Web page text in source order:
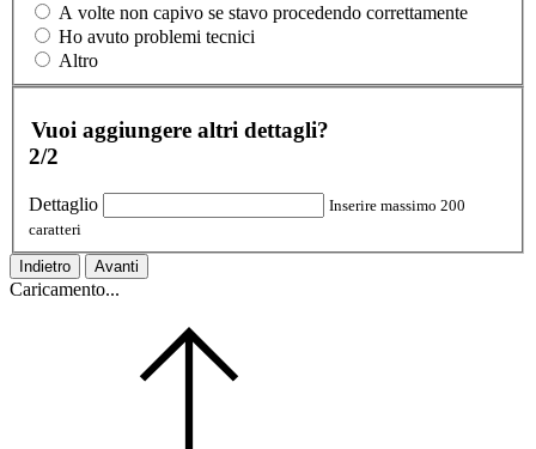
A volte non capivo se stavo procedendo correttamente
Ho avuto problemi tecnici
Altro
Vuoi aggiungere altri dettagli?
2/2
Dettaglio
Inserire massimo 200
caratteri
Indietro Avanti
Caricamento...